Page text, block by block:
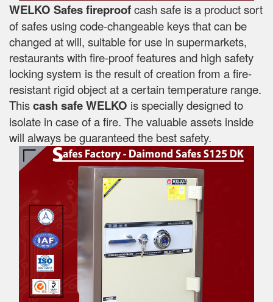
WELKO Safes fireproofcash safe is a product sort
of safes using code-changeable keys that can be
changed at will, suitable for use in supermarkets,
restaurants with fire-proof features and high safety
locking system is the result of creation from a fire-
resistant rigid object at a certain temperature range.
Thiscash safe WELKO is specially designed to
isolate in case of a fire. The valuable assets inside
will always be guaranteed the best safety.